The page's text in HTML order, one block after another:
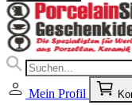
Mein Profil